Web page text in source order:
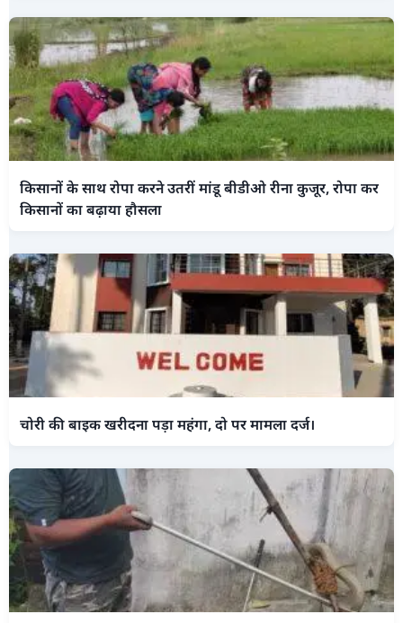
किसानों के साथ रोपा करने उतरीं मांडू बीडीओ रीना कुजूर, रोपा कर
किसानों का बढ़ाया हौसला
चोरी की बाइक खरीदना पड़ा महंगा, दो पर मामला दर्ज।